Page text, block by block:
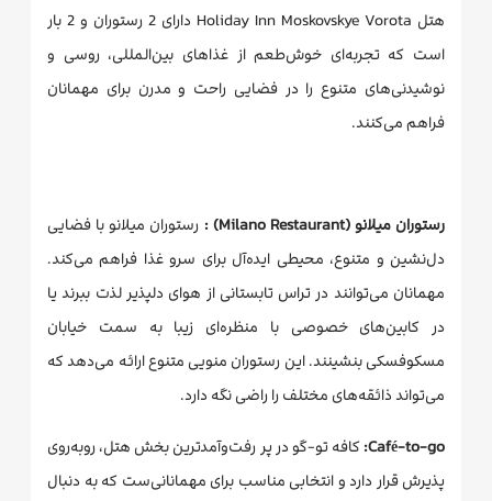
هتل Holiday Inn Moskovskye Vorota دارای 2 رستوران و 2 بار
است که تجربه‌ای خوش‌طعم از غذاهای بین‌المللی، روسی و
نوشیدنی‌های متنوع را در فضایی راحت و مدرن برای مهمانان
فراهم می‌کنند.
رستوران میلانو (Milano Restaurant) :
رستوران میلانو با فضایی
دل‌نشین و متنوع، محیطی ایده‌آل برای سرو غذا فراهم می‌کند.
مهمانان می‌توانند در تراس تابستانی از هوای دلپذیر لذت ببرند یا
در کابین‌های خصوصی با منظره‌ای زیبا به سمت خیابان
مسکوفسکی بنشینند. این رستوران منویی متنوع ارائه می‌دهد که
می‌تواند ذائقه‌های مختلف را راضی نگه دارد.
Café-to-go: کافه تو-گو در پر رفت‌و‌آمدترین بخش هتل، روبه‌روی
پذیرش قرار دارد و انتخابی مناسب برای مهمانانی‌ست که به دنبال